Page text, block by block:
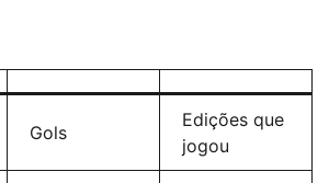
Gols
Edições que
jogou